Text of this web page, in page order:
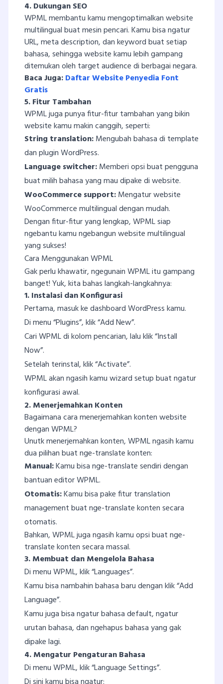
4. Dukungan SEO
WPML membantu kamu mengoptimalkan website
multilingual buat mesin pencari. Kamu bisa ngatur
URL, meta description, dan keyword buat setiap
bahasa, sehingga website kamu lebih gampang
ditemukan oleh target audience di berbagai negara.
Baca Juga:Daftar Website Penyedia Font
Gratis
5. Fitur Tambahan
WPML juga punya fitur-fitur tambahan yang bikin
website kamu makin canggih, seperti:
String translation:Mengubah bahasa di template
dan plugin WordPress.
Language switcher:Memberi opsi buat pengguna
buat milih bahasa yang mau dipake di website.
WooCommerce support:Mengatur website
WooCommerce multilingual dengan mudah.
Dengan fitur-fitur yang lengkap, WPML siap
ngebantu kamu ngebangun website multilingual
yang sukses!
Cara Menggunakan WPML
Gak perlu khawatir, ngegunain WPML itu gampang
banget! Yuk, kita bahas langkah-langkahnya:
1. Instalasi dan Konfigurasi
Pertama, masuk ke dashboard WordPress kamu.
Di menu “Plugins”, klik “Add New”.
Cari WPML di kolom pencarian, lalu klik “Install
Now”.
Setelah terinstal, klik “Activate”.
WPML akan ngasih kamu wizard setup buat ngatur
konfigurasi awal.
2. Menerjemahkan Konten
Bagaimana cara menerjemahkan konten website
dengan WPML?
Unutk menerjemahkan konten, WPML ngasih kamu
dua pilihan buat nge-translate konten:
Manual:Kamu bisa nge-translate sendiri dengan
bantuan editor WPML.
Otomatis:Kamu bisa pake fitur translation
management buat nge-translate konten secara
otomatis.
Bahkan, WPML juga ngasih kamu opsi buat nge-
translate konten secara massal.
3. Membuat dan Mengelola Bahasa
Di menu WPML, klik “Languages”.
Kamu bisa nambahin bahasa baru dengan klik “Add
Language”.
Kamu juga bisa ngatur bahasa default, ngatur
urutan bahasa, dan ngehapus bahasa yang gak
dipake lagi.
4. Mengatur Pengaturan Bahasa
Di menu WPML, klik “Language Settings”.